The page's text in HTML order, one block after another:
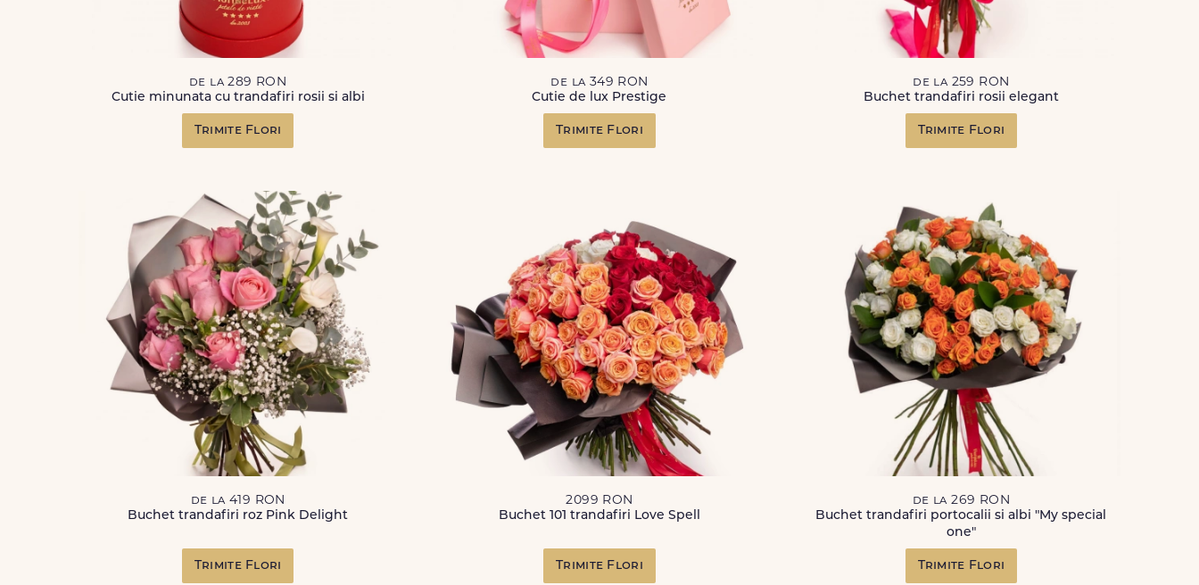
de la 289 RON
Cutie minunata cu trandafiri rosii si albi
Trimite Flori
de la 349 RON
Cutie de lux Prestige
Trimite Flori
de la 259 RON
Buchet trandafiri rosii elegant
Trimite Flori
de la 419 RON
Buchet trandafiri roz Pink Delight
Trimite Flori
2099 RON
Buchet 101 trandafiri Love Spell
Trimite Flori
de la 269 RON
Buchet trandafiri portocalii si albi "My special
one"
Trimite Flori